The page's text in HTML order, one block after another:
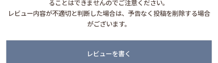
ることはできませんのでご注意ください。
レビュー内容が不適切と判断した場合は、予告なく投稿を削除する場合
がございます。
レビューを書く